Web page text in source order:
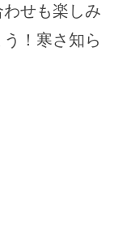
せも楽しみ
！寒さ知ら